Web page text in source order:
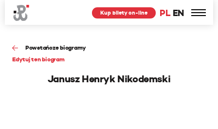
PL EN
Kup bilety on-line
Powstańcze biogramy
Edytuj ten biogram
Janusz Henryk Nikodemski